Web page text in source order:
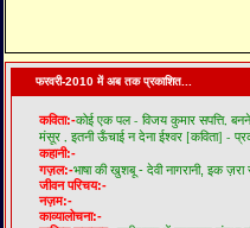
फरवरी-2010 में अब तक प्रकाशित...
कविता:-कोई एक पल - विजय कुमार सपत्ति,
मंसूर , इतनी ऊँचाई न देना ईश्वर [कविता] -
कहानी:-
गज़ल:-भाषा की खुशबू - देवी नागरानी, इक ज़रा
जीवन परिचय:-
नज़म:-
काव्यालोचना:-